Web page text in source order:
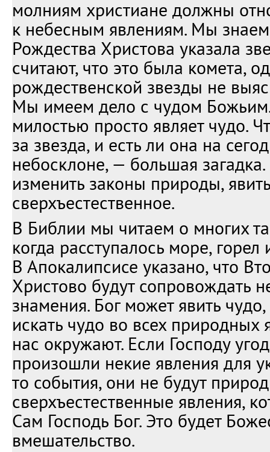
молниям христиане должны
к небесным явлениям. Мы
Рождества Христова указала
считают, что это была комета,
рождественской звезды не
Мы имеем дело с чудом
милостью просто являет чудо.
за звезда, и есть ли она на
небосклоне, — большая
изменить законы природы, явить
сверхъестественное.
В Библии мы читаем о многих
когда расступалось море, горел
В Апокалипсисе указано, что
Христово будут сопровождать
знамения. Бог может явить
искать чудо во всех природных
нас окружают. Если Господу
произошли некие явления для
то события, они не будут
сверхъестественные явления,
Сам Господь Бог. Это будет
вмешательство.